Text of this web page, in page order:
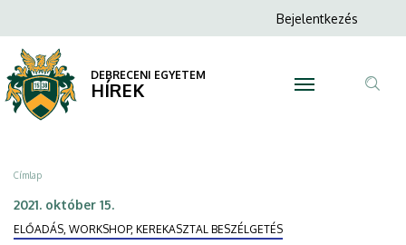
és
Trianon
DEBRECENI
EGYETEM
a
tartalomra
Anonim
menüje
Bejelentkezés
DEBRECENI EGYETEM
HÍREK
Morzsa
Címlap
2021. október 15.
ELŐADÁS, WORKSHOP, KEREKASZTAL BESZÉLGETÉS